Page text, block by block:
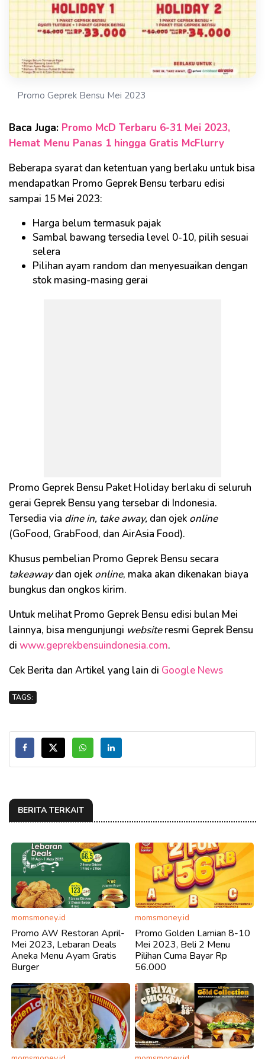
Promo Geprek Bensu Mei 2023
Baca Juga: Promo McD Terbaru 6-31 Mei 2023,
Hemat Menu Panas 1 hingga Gratis McFlurry
Beberapa syarat dan ketentuan yang berlaku untuk bisa
mendapatkan Promo Geprek Bensu terbaru edisi
sampai 15 Mei 2023:
Harga belum termasuk pajak
Sambal bawang tersedia level 0-10, pilih sesuai
selera
Pilihan ayam random dan menyesuaikan dengan
stok masing-masing gerai
Promo Geprek Bensu Paket Holiday berlaku di seluruh
gerai Geprek Bensu yang tersebar di Indonesia.
Tersedia via dine in, take away, dan ojek online
(GoFood, GrabFood, dan AirAsia Food).
Khusus pembelian Promo Geprek Bensu secara
takeawaydan ojek online, maka akan dikenakan biaya
bungkus dan ongkos kirim.
Untuk melihat Promo Geprek Bensu edisi bulan Mei
lainnya, bisa mengunjungi websiteresmi Geprek Bensu
di www.geprekbensuindonesia.com.
Cek Berita dan Artikel yang lain di Google News
TAGS:
BERITA TERKAIT
momsmoney.id
Promo AW Restoran April-
Mei 2023, Lebaran Deals
Aneka Menu Ayam Gratis
Burger
momsmoney.id
Promo Golden Lamian 8-10
Mei 2023, Beli 2 Menu
Pilihan Cuma Bayar Rp
56.000